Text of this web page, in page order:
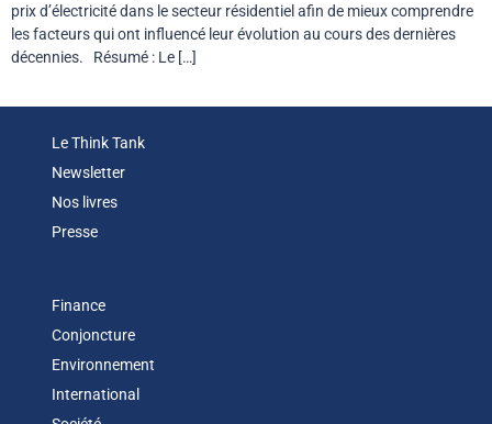
prix d’électricité dans le secteur résidentiel afin de mieux comprendre
les facteurs qui ont influencé leur évolution au cours des dernières
décennies. Résumé : Le […]
Le Think Tank
Newsletter
Nos livres
Presse
Finance
Conjoncture
Environnement
International